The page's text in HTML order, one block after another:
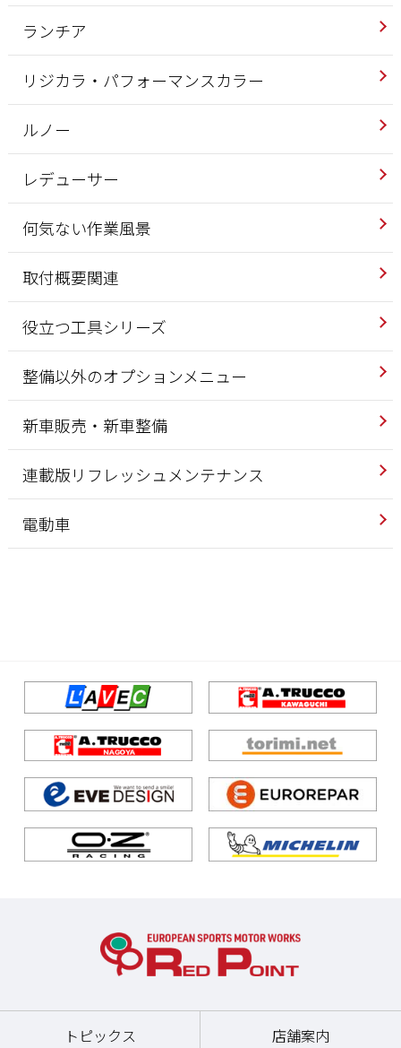
ランチア
リジカラ・パフォーマンスカラー
ルノー
レデューサー
何気ない作業風景
取付概要関連
役立つ工具シリーズ
整備以外のオプションメニュー
新車販売・新車整備
連載版リフレッシュメンテナンス
電動車
トピックス 店舗案内